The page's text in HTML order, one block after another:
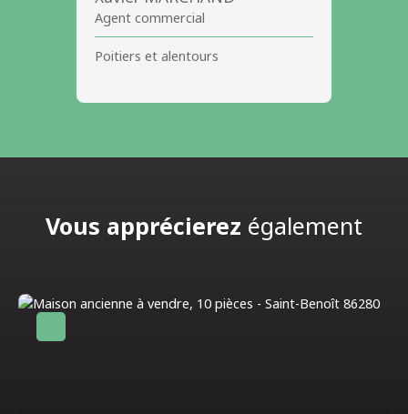
Agent commercial
Poitiers et alentours
Vous apprécierez également